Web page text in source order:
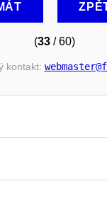
(33 / 60)
kontakt: webmaster